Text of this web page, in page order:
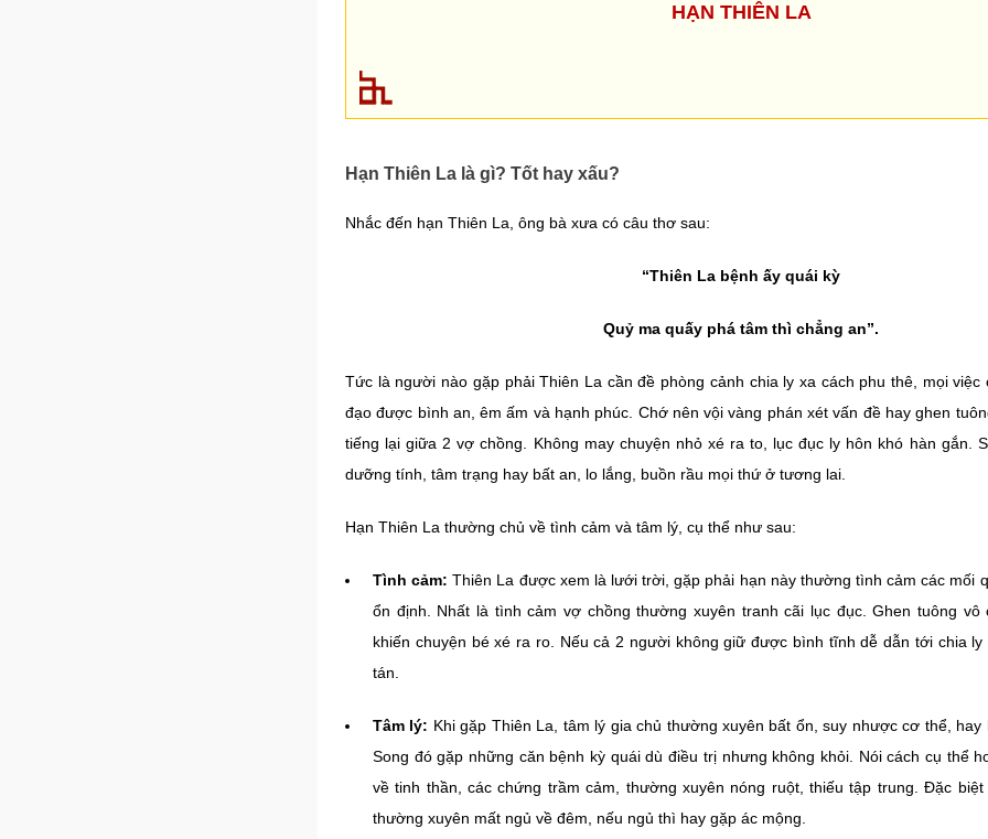
HẠN THIÊN LA
Hạn Thiên La là gì? Tốt hay xấu?
Nhắc đến hạn Thiên La, ông bà xưa có câu thơ sau:
“Thiên La bệnh ấy quái kỳ
Quỷ ma quấy phá tâm thì chẳng an”.
Tức là người nào gặp phải Thiên La cần đề phòng cảnh chia ly xa cách phu thê, mọi việc
đạo được bình an, êm ấm và hạnh phúc. Chớ nên vội vàng phán xét vấn đề hay ghen
tiếng lại giữa 2 vợ chồng. Không may chuyện nhỏ xé ra to, lục đục ly hôn khó hàn gắn.
dưỡng tính, tâm trạng hay bất an, lo lắng, buồn rầu mọi thứ ở tương lai.
Hạn Thiên La thường chủ về tình cảm và tâm lý, cụ thể như sau:
Tình cảm:Thiên La được xem là lưới trời, gặp phải hạn này thường tình cảm các mối
ổn định. Nhất là tình cảm vợ chồng thường xuyên tranh cãi lục đục. Ghen tuông
khiến chuyện bé xé ra ro. Nếu cả 2 người không giữ được bình tĩnh dễ dẫn tới chia
tán.
Tâm lý: Khi gặp Thiên La, tâm lý gia chủ thường xuyên bất ổn, suy nhược cơ thể,
Song đó gặp những căn bệnh kỳ quái dù điều trị nhưng không khỏi. Nói cách cụ thể
về tinh thần, các chứng trầm cảm, thường xuyên nóng ruột, thiếu tập trung. Đặc
thường xuyên mất ngủ về đêm, nếu ngủ thì hay gặp ác mộng.